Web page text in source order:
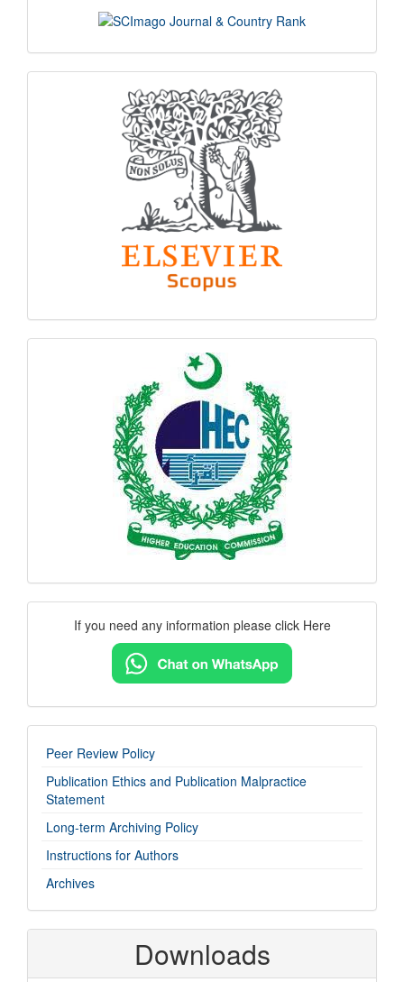
scimago
indexing
Contact
If you need any information please click Here
imp-
links
Peer Review Policy
Publication Ethics and Publication Malpractice
Statement
Long-term Archiving Policy
Instructions for Authors
Archives
Downloads